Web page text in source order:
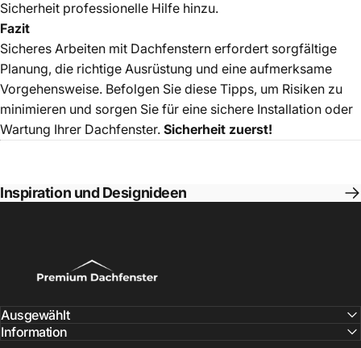
Sicherheit professionelle Hilfe hinzu.
Fazit
Sicheres Arbeiten mit Dachfenstern erfordert sorgfältige
Planung, die richtige Ausrüstung und eine aufmerksame
Vorgehensweise. Befolgen Sie diese Tipps, um Risiken zu
minimieren und sorgen Sie für eine sichere Installation oder
Wartung Ihrer Dachfenster. Sicherheit zuerst!
Inspiration und Designideen
Ausgewählt
Information